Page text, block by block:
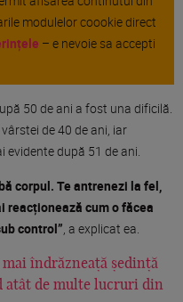
modulelor coookie direct
– e nevoie sa accepti
50 de ani a fost una dificilă.
de 40 de ani, iar
după 51 de ani.
corpul. Te antrenezi la fel,
reacționează cum o făcea
control”, a explicat ea.
mai îndrăzneață ședință
atât de multe lucruri din